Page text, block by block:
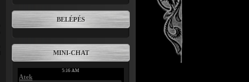
BELÉPÉS
MINI-CHAT